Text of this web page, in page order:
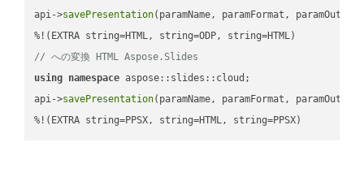
api->savePresentation(paramName, paramFormat,
// への変換 HTML Aspose.Slides
using namespace aspose::slides::cloud;
api->savePresentation(paramName, paramFormat,
%!(EXTRA string=PPSX, string=HTML, string=PPSX)